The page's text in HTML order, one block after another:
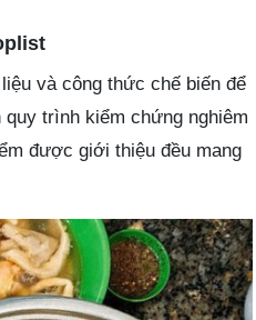
và công thức chế biến để
trình kiểm chứng nghiêm
được giới thiệu đều mang